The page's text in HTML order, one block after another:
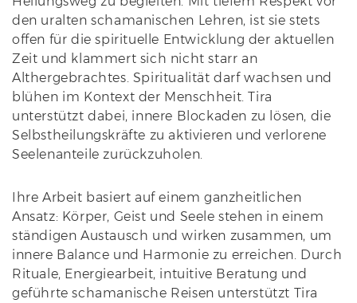
den uralten schamanischen Lehren, ist sie stets
offen für die spirituelle Entwicklung der aktuellen
Zeit und klammert sich nicht starr an
Althergebrachtes. Spiritualität darf wachsen und
blühen im Kontext der Menschheit. Tira
unterstützt dabei, innere Blockaden zu lösen, die
Selbstheilungskräfte zu aktivieren und verlorene
Seelenanteile zurückzuholen.
Ihre Arbeit basiert auf einem ganzheitlichen
Ansatz: Körper, Geist und Seele stehen in einem
ständigen Austausch und wirken zusammen, um
innere Balance und Harmonie zu erreichen. Durch
Rituale, Energiearbeit, intuitive Beratung und
geführte schamanische Reisen unterstützt Tira